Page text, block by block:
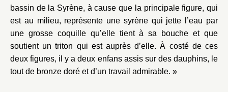
bassin de la Syrène, à cause que la principale figure, qui
est au milieu, représente une syrène qui jette l’eau par
une grosse coquille qu’elle tient à sa bouche et que
soutient un triton qui est auprès d’elle. À costé de ces
deux figures, il y a deux enfans assis sur des dauphins, le
tout de bronze doré et d’un travail admirable. »